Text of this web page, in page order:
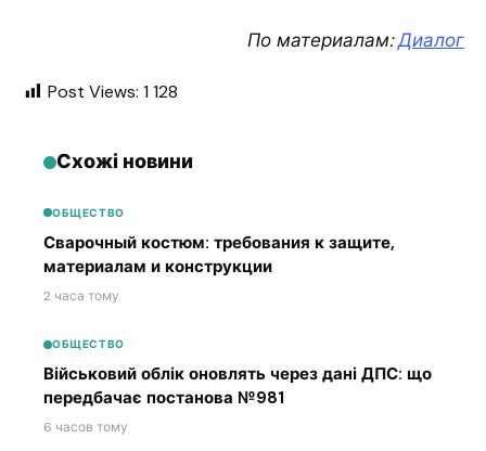
По материалам:Диалог
Post Views: 1 128
Схожі новини
ОБЩЕСТВО
Сварочный костюм: требования к защите,
материалам и конструкции
2 часа тому
ОБЩЕСТВО
Військовий облік оновлять через дані ДПС: що
передбачає постанова №981
6 часов тому